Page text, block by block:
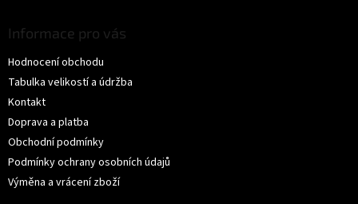
Informace pro vás
Hodnocení obchodu
Tabulka velikostí a údržba
Kontakt
Doprava a platba
Obchodní podmínky
Podmínky ochrany osobních údajů
Výměna a vrácení zboží